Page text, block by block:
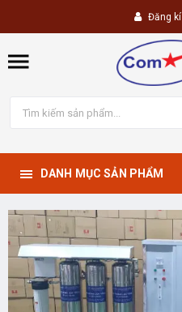
Đăng kí
DANH MỤC SẢN PHẨM